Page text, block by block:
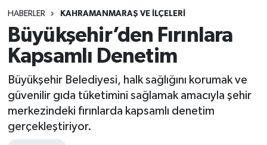
HABERLER KAHRAMANMARAŞ VE İLÇELERİ
Büyükşehir’den Fırınlara
Kapsamlı Denetim
Büyükşehir Belediyesi, halk sağlığını korumak ve
güvenilir gıda tüketimini sağlamak amacıyla şehir
merkezindeki fırınlarda kapsamlı denetim
gerçekleştiriyor.
Kahramanmaraş Hava Durumu
Kahramanmaraş Namaz Vakitleri
Süper Lig Puan Durumu ve Fikstür
Tüm Manşetler